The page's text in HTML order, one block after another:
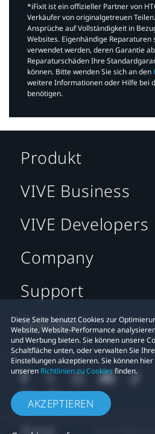
*iFixit ist ein offizieller Partner von
Verkäufer von originalgetreuen
Ansprüche auf Vollständigkeit in
Websites. Eigenhändige
verwendet werden, deren Garantie
Reparaturschäden Ihre
können. Bitte wenden Sie sich an den
weitere Informationen oder Hilfe bei
benötigen.​
Diese Seite benutzt Cookies zur
Website, Website-Performance
und Werbung bieten. Sie können unsere
Schaltfläche unten, oder verwalten Sie
Einstellungen akzeptieren. Sie können
unseren Richtlinien zu Cookiesfinden.
AKZEPTIEREN
Produkt
VIVE Business
VIVE Developers
Company
Support
Standort